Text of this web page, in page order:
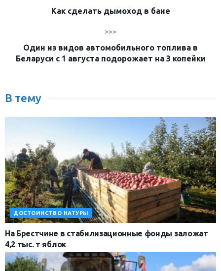
Как сделать дымоход в бане
>>>
Один из видов автомобильного топлива в
Беларуси с 1 августа подорожает на 3 копейки
В тему
ДОСТОИНСТВО НАТУРЫ
На Брестчине в стабилизационные фонды заложат
4,2 тыс. т яблок